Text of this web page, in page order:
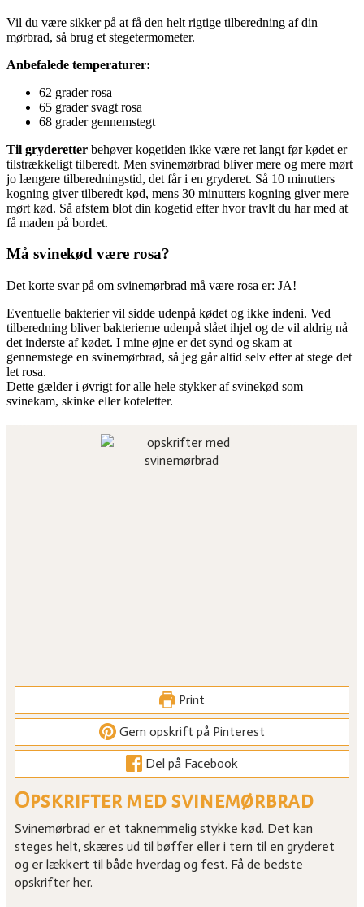
Vil du være sikker på at få den helt rigtige tilberedning af din
mørbrad, så brug et stegetermometer.
Anbefalede temperaturer:
62 grader rosa
65 grader svagt rosa
68 grader gennemstegt
Til gryderetter behøver kogetiden ikke være ret langt før kødet er
tilstrækkeligt tilberedt. Men svinemørbrad bliver mere og mere mørt
jo længere tilberedningstid, det får i en gryderet. Så 10 minutters
kogning giver tilberedt kød, mens 30 minutters kogning giver mere
mørt kød. Så afstem blot din kogetid efter hvor travlt du har med at
få maden på bordet.
Må svinekød være rosa?
Det korte svar på om svinemørbrad må være rosa er: JA!
Eventuelle bakterier vil sidde udenpå kødet og ikke indeni. Ved
tilberedning bliver bakterierne udenpå slået ihjel og de vil aldrig nå
det inderste af kødet. I mine øjne er det synd og skam at
gennemstege en svinemørbrad, så jeg går altid selv efter at stege det
let rosa.
Dette gælder i øvrigt for alle hele stykker af svinekød som
svinekam, skinke eller koteletter.
Print
Gem opskrift på Pinterest
Del på Facebook
Opskrifter med svinemørbrad
Svinemørbrad er et taknemmelig stykke kød. Det kan
steges helt, skæres ud til bøffer eller i tern til en gryderet
og er lækkert til både hverdag og fest. Få de bedste
opskrifter her.